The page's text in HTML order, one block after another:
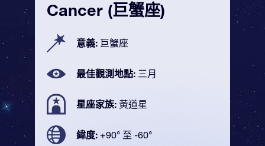
Cancer (巨蟹座)
意義: 巨蟹座
最佳觀測地點: 三月
星座家族: 黃道星
緯度: +90° 至 -60°